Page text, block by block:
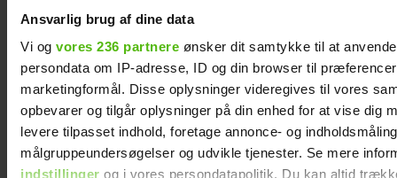
Ansvarlig brug af dine data
Vi og vores 236 partnere ønsker dit samtykke til at
persondata om IP-adresse, ID og din browser til
marketingformål. Disse oplysninger videregives til vores
opbevarer og tilgår oplysninger på din enhed for at vise dig
levere tilpasset indhold, foretage annonce- og
målgruppeundersøgelser og udvikle tjenester. Se mere
indstillinger og i vores persondatapolitik. Du kan altid
Jeg ville ikke have børn og tog et drastisk
valg – pludselig skete der noget, som fik mig
til at fortryde